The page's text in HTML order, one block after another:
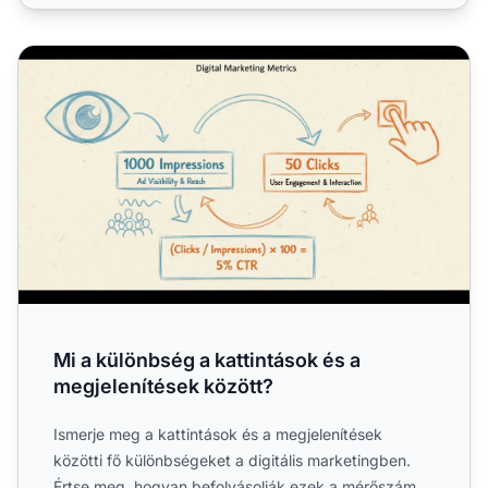
Mi a különbség a kattintások és a megjelenítések között?
Mi a különbség a kattintások és a
megjelenítések között?
Ismerje meg a kattintások és a megjelenítések
közötti fő különbségeket a digitális marketingben.